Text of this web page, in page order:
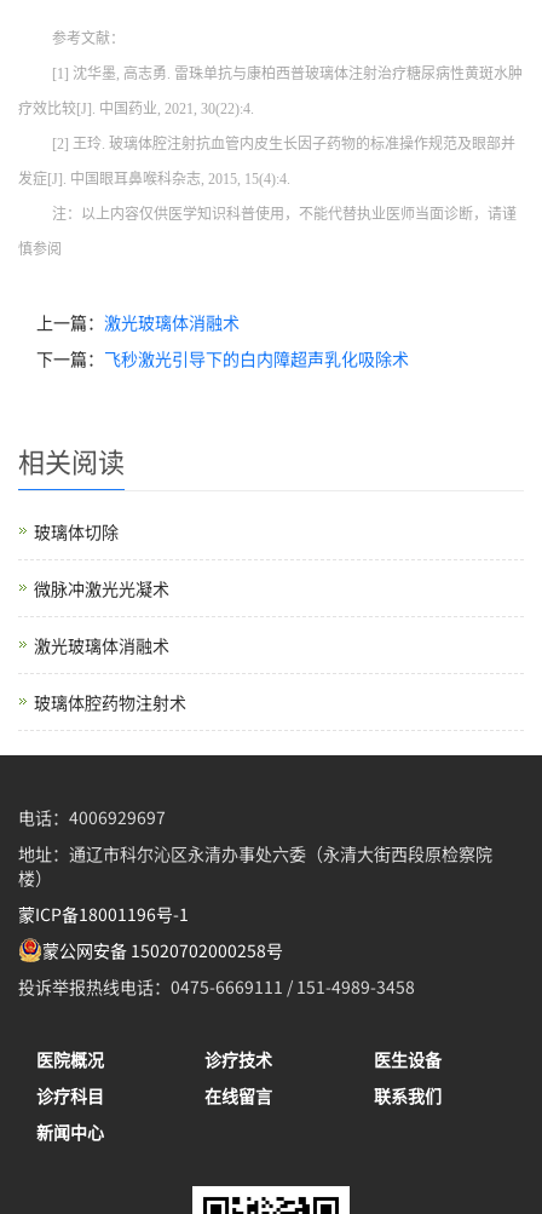
参考文献：
[1] 沈华墨, 高志勇. 雷珠单抗与康柏西普玻璃体注射治疗糖尿病性黄斑水肿
疗效比较[J]. 中国药业, 2021, 30(22):4.
[2] 王玲. 玻璃体腔注射抗血管内皮生长因子药物的标准操作规范及眼部并
发症[J]. 中国眼耳鼻喉科杂志, 2015, 15(4):4.
注：以上内容仅供医学知识科普使用，不能代替执业医师当面诊断，请谨
慎参阅
上一篇： 激光玻璃体消融术
下一篇： 飞秒激光引导下的白内障超声乳化吸除术
相关阅读
玻璃体切除
微脉冲激光光凝术
激光玻璃体消融术
玻璃体腔药物注射术
电话：4006929697
地址：通辽市科尔沁区永清办事处六委（永清大街西段原检察院
楼）
蒙ICP备18001196号-1
蒙公网安备 15020702000258号
投诉举报热线电话：0475-6669111 / 151-4989-3458
医院概况 诊疗技术
医生设备
诊疗科目
在线留言
联系我们
新闻中心